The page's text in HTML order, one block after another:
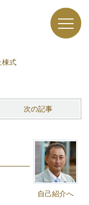
棟式
次の記事
自己紹介へ